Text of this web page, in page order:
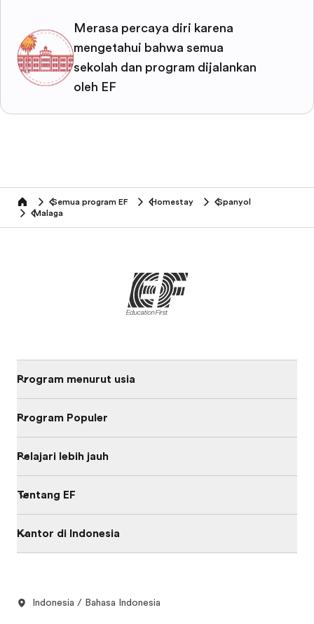
Merasa percaya diri karena
mengetahui bahwa semua
sekolah dan program dijalankan
oleh EF
home Semua program EF Homestay
Spanyol
Malaga
Program menurut usia
Program Populer
Pelajari lebih jauh
Tentang EF
Kantor di Indonesia
Indonesia / Bahasa Indonesia